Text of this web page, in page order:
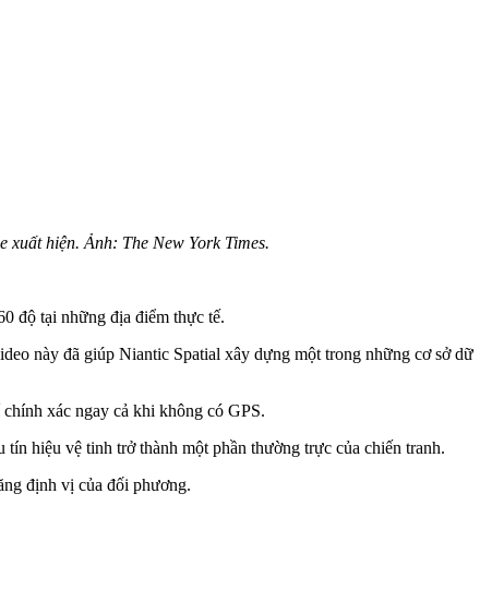
hiện. Ảnh: The New York Times.
độ tại những địa điểm thực tế.
này đã giúp Niantic Spatial xây dựng một trong những cơ sở dữ
xác ngay cả khi không có GPS.
hiệu vệ tinh trở thành một phần thường trực của chiến tranh.
định vị của đối phương.